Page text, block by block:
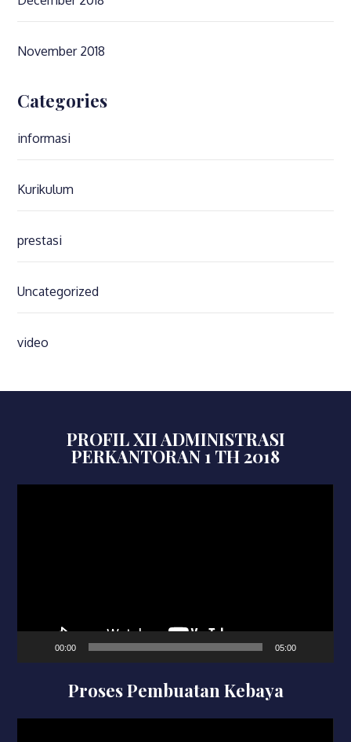
November 2018
Categories
informasi
Kurikulum
prestasi
Uncategorized
video
PROFIL XII ADMINISTRASI
PERKANTORAN 1 TH 2018
00:00 05:00
Proses Pembuatan Kebaya